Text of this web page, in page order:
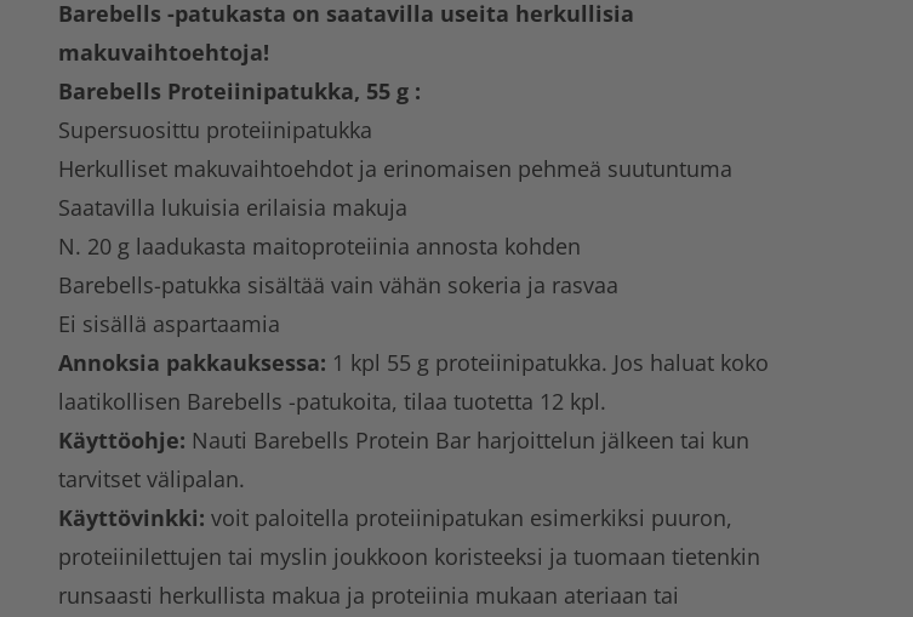
Barebells -patukasta on saatavilla useita herkullisia
makuvaihtoehtoja!
Barebells Proteiinipatukka, 55 g :
Supersuosittu proteiinipatukka
Herkulliset makuvaihtoehdot ja erinomaisen pehmeä suutuntuma
Saatavilla lukuisia erilaisia makuja
N. 20 g laadukasta maitoproteiinia annosta kohden
Barebells-patukka sisältää vain vähän sokeria ja rasvaa
Ei sisällä aspartaamia
Annoksia pakkauksessa: 1 kpl 55 g proteiinipatukka. Jos haluat koko
laatikollisen Barebells -patukoita, tilaa tuotetta 12 kpl.
Käyttöohje: Nauti Barebells Protein Bar harjoittelun jälkeen tai kun
tarvitset välipalan.
Käyttövinkki: voit paloitella proteiinipatukan esimerkiksi puuron,
proteiinilettujen tai myslin joukkoon koristeeksi ja tuomaan tietenkin
runsaasti herkullista makua ja proteiinia mukaan ateriaan tai